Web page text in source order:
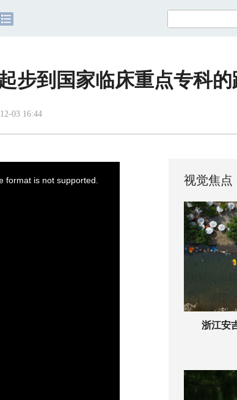
步到国家临床重点专科的
03 16:44
format is not supported. 视觉焦点
浙江安